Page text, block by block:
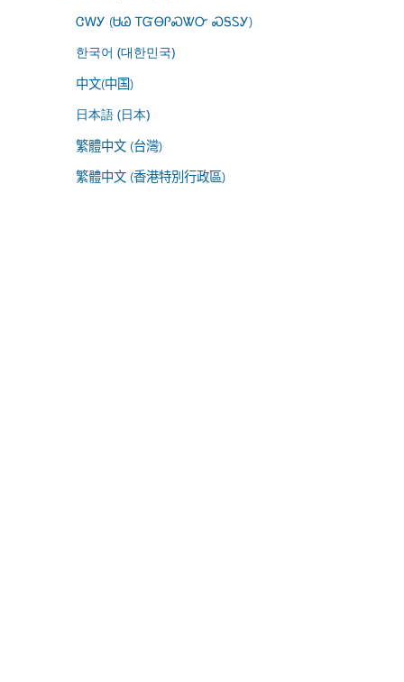
ᏣᎳᎩ (ᏌᏊ ᎢᏳᎾᎵᏍᏔᏅ ᏍᎦᏚᎩ)
한국어 (대한민국)
中文(中国)
日本語 (日本)
繁體中文 (台灣)
繁體中文 (香港特別行政區)